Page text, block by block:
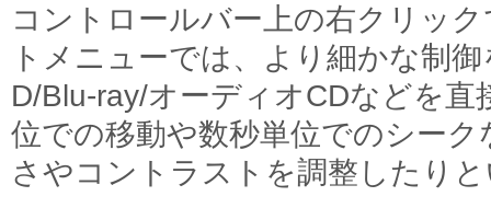
コントロールバー上の右クリッ
トメニューでは、より細かな制
D/Blu-ray/オーディオCDなどを
位での移動や数秒単位でのシー
さやコントラストを調整したり